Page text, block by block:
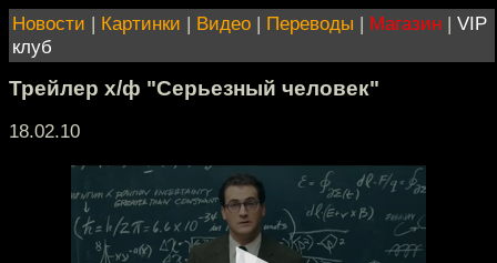
Новости | Картинки | Видео | Переводы | Магазин | VIP
клуб
Трейлер х/ф "Серьезный человек"
18.02.10